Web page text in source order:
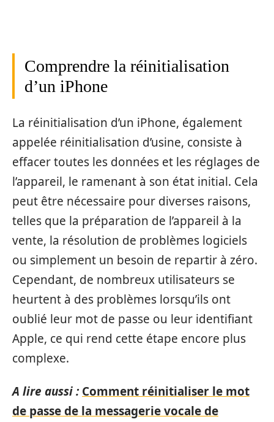
Comprendre la réinitialisation
d’un iPhone
La réinitialisation d’un iPhone, également
appelée réinitialisation d’usine, consiste à
effacer toutes les données et les réglages de
l’appareil, le ramenant à son état initial. Cela
peut être nécessaire pour diverses raisons,
telles que la préparation de l’appareil à la
vente, la résolution de problèmes logiciels
ou simplement un besoin de repartir à zéro.
Cependant, de nombreux utilisateurs se
heurtent à des problèmes lorsqu’ils ont
oublié leur mot de passe ou leur identifiant
Apple, ce qui rend cette étape encore plus
complexe.
A lire aussi : Comment réinitialiser le mot
de passe de la messagerie vocale de